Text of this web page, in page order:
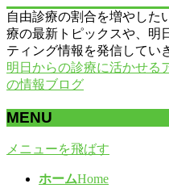
自由診療の割合を増やした
療の最新トピックスや、明
ティング情報を発信してい
明日からの診療に活かせる
の情報ブログ
MENU
メニューを飛ばす
ホームHome